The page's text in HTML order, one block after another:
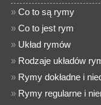
»Co to są rymy
»Co to jest rym
» Układ rymów
» Rodzaje układów
» Rymy dokładne i
» Rymy regularne i